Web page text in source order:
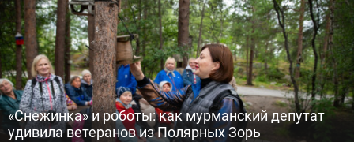
«Снежинка» и роботы: как мурманский депутат
удивила ветеранов из Полярных Зорь